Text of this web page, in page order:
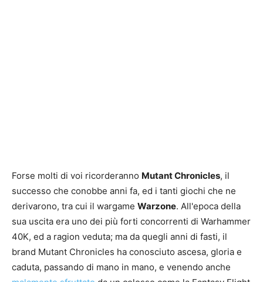
Forse molti di voi ricorderanno Mutant Chronicles, il
successo che conobbe anni fa, ed i tanti giochi che ne
derivarono, tra cui il wargame Warzone. All'epoca della
sua uscita era uno dei più forti concorrenti di Warhammer
40K, ed a ragion veduta; ma da quegli anni di fasti, il
brand Mutant Chronicles ha conosciuto ascesa, gloria e
caduta, passando di mano in mano, e venendo anche